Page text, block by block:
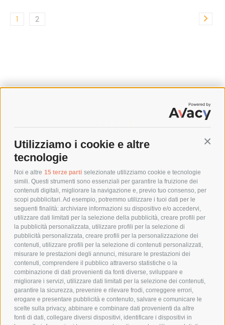
Utilizziamo i cookie e altre
tecnologie
Noi e altre 15 terze parti selezionate utilizziamo cookie e tecnologie
simili. Questi strumenti sono essenziali per garantire la fruizione dei
contenuti digitali, migliorare la navigazione e, previo tuo consenso, per
scopi pubblicitari. Ad esempio, potremmo utilizzare i tuoi dati per le
seguenti finalità: archiviare informazioni su dispositivo e/o accedervi,
utilizzare dati limitati per la selezione della pubblicità, creare profili per
la pubblicità personalizzata, utilizzare profili per la selezione di
pubblicità personalizzata, creare profili per la personalizzazione dei
contenuti, utilizzare profili per la selezione di contenuti personalizzati,
misurare le prestazioni degli annunci, misurare le prestazioni dei
contenuti, comprendere il pubblico attraverso statistiche o la
combinazione di dati provenienti da fonti diverse, sviluppare e
migliorare i servizi, utilizzare dati limitati per la selezione dei contenuti,
garantire la sicurezza, prevenire e rilevare frodi, correggere errori,
erogare e presentare pubblicità e contenuto, salvare e comunicare le
scelte sulla privacy, abbinare e combinare dati provenienti da altre
fonti di dati, collegare diversi dispositivi, identificare i dispositivi in
1 2
SPEDIZIONI
COSTI DI SPEDIZIONE
POLITICA DI RESO
POLICY
PRIVACY POLICY
COOKIE POLICY
PAGAMENTI SICURI
AZIENDA
CHI SIAMO
MARCHI TRATTATI